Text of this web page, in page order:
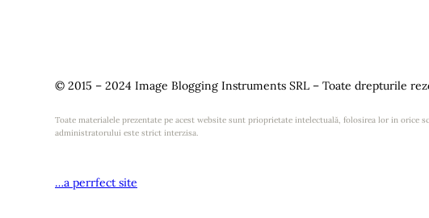
© 2015 – 2024 Image Blogging Instruments SRL – Toate drepturile
Toate materialele prezentate pe acest website sunt prioprietate intelectuală, folosirea lor in orice
administratorului este strict interzisa.
…a perrfect site